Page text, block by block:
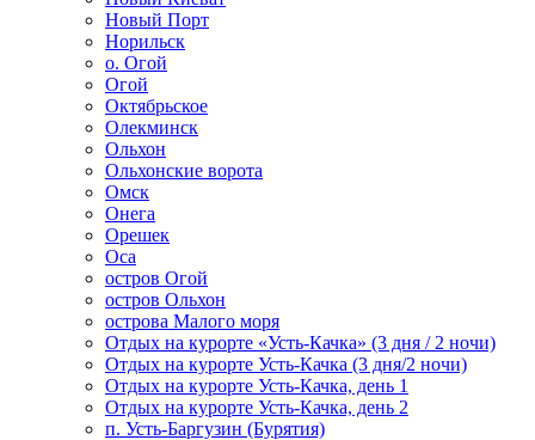
Новый Порт
Норильск
о. Огой
Огой
Октябрьское
Олекминск
Ольхон
Ольхонские ворота
Омск
Онега
Орешек
Оса
остров Огой
остров Ольхон
острова Малого моря
Отдых на курорте «Усть-Качка» (3 дня / 2 ночи)
Отдых на курорте Усть-Качка (3 дня/2 ночи)
Отдых на курорте Усть-Качка, день 1
Отдых на курорте Усть-Качка, день 2
п. Усть-Баргузин (Бурятия)